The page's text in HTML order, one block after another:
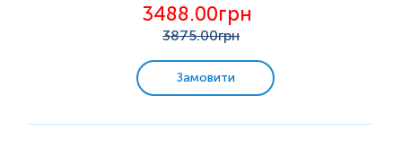
3488.00грн
3875.00грн
Замовити